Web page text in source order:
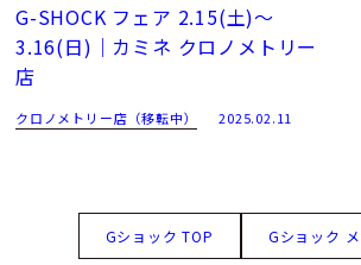
G-SHOCK フェア 2.15(土)～
3.16(日)｜カミネ クロノメトリー
店
クロノメトリー店（移転中） 2025.02.11
Gショック TOP Gショック